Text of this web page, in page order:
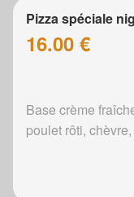
Pizza spéciale
16.00 €
Base crème
poulet rôti,